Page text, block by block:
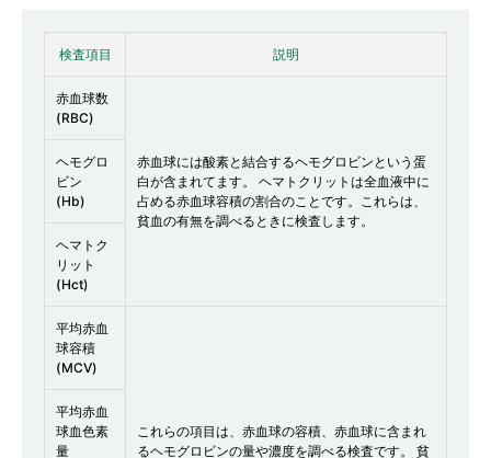
検査項目 説明
赤血球数
(RBC)
赤血球には酸素と結合するヘモグロビンという蛋
白が含まれてます。 ヘマトクリットは全血液中に
占める赤血球容積の割合のことです。これらは、
貧血の有無を調べるときに検査します。
ヘモグロ
ビン
(Hb)
ヘマトク
リット
(Hct)
平均赤血
球容積
(MCV)
これらの項目は、赤血球の容積、赤血球に含まれ
るヘモグロビンの量や濃度を調べる検査です。 貧
平均赤血
球血色素
量